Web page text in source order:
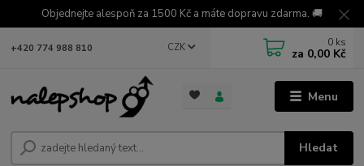
Objednejte alespoň za 1500 Kč a máte dopravu zdarma. 🚚
Menu
CZK
Hledat
+420 774 988 810 0 ks
za 0,00 Kč